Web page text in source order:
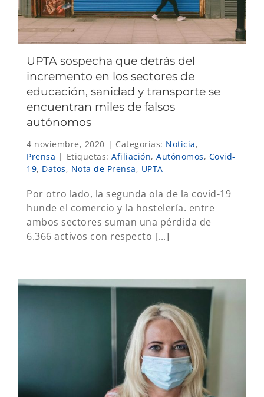
UPTA sospecha que detrás del
incremento en los sectores de
educación, sanidad y transporte se
encuentran miles de falsos
autónomos
4 noviembre, 2020 | Categorías: Noticia,
Prensa | Etiquetas: Afiliación, Autónomos, Covid-
19, Datos, Nota de Prensa, UPTA
Por otro lado, la segunda ola de la covid-19
hunde el comercio y la hostelería. entre
ambos sectores suman una pérdida de
6.366 activos con respecto [...]